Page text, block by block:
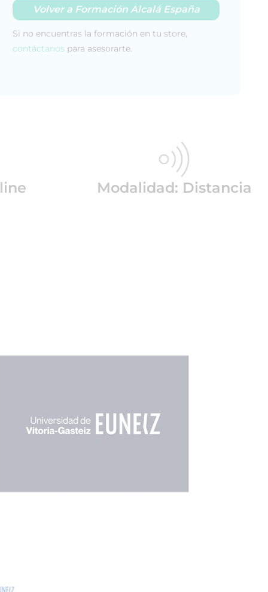
Volver a Formación Alcalá España
Si no encuentras la formación en tu store,
contáctanos para asesorarte.
Modalidad: Distancia